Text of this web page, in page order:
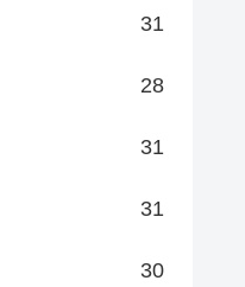
31
28
31
31
30